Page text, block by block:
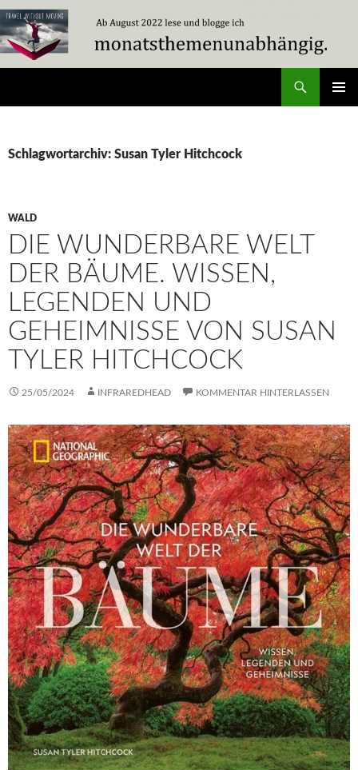
Zum
Inhalt
springen
Schlagwortarchiv: Susan Tyler Hitchcock
WALD
DIE WUNDERBARE WELT
DER BÄUME. WISSEN,
LEGENDEN UND
GEHEIMNISSE VON SUSAN
TYLER HITCHCOCK
25/05/2024 INFRAREDHEAD KOMMENTAR HINTERLASSEN